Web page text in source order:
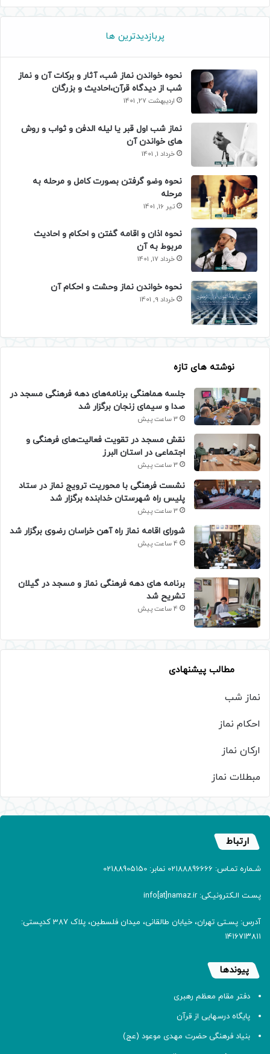
پربازدیدترین ها
نحوه خواندن نماز شب، آثار و برکات آن و نماز
شب از دیدگاه قرآن،احادیث و بزرگان
اردیبهشت 27, 1401
نماز شب اول قبر یا لیله الدفن و ثواب و روش
های خواندن آن
خرداد 1, 1401
نحوه وضو گرفتن بصورت کامل و مرحله به
مرحله
تیر 16, 1401
نحوه اذان و اقامه گفتن و احکام و احادیث
مربوط به آن
خرداد 17, 1401
نحوه خواندن نماز وحشت و احکام آن
خرداد 9, 1401
نوشته های تازه
جلسه هماهنگی برنامه‌های دهه فرهنگی مسجد در
صدا و سیمای زنجان برگزار شد
3 ساعت پیش
نقش مسجد در تقویت فعالیت‌های فرهنگی و
اجتماعی در استان البرز
3 ساعت پیش
نشست فرهنگی با محوریت ترویج نماز در ستاد
پلیس راه شهرستان خدابنده برگزار شد
3 ساعت پیش
شورای اقامه نماز راه آهن خراسان رضوی برگزار شد
4 ساعت پیش
برنامه های دهه فرهنگی نماز و مسجد در گیلان
تشریح شد
4 ساعت پیش
مطالب پیشنهادی
نماز شب
احکام نماز
ارکان نماز
مبطلات نماز
ارتباط
شـماره تمـاس: 02188896666 نمابر: 02188905150
پسـت الـکترونیـکی: info[at]namaz.ir
آدرس: پسـتی تهران، خیابان طالقانی، میدان فلسطین، پلاک 387 کدپستی:
۱۴۱۶۷۱۳۸۱۱
پیوندها
دفتر مقام معظم رهبری
پایگاه درسهایی از قرآن
بنیاد فرهنگی حضرت مهدی موعود (عج)